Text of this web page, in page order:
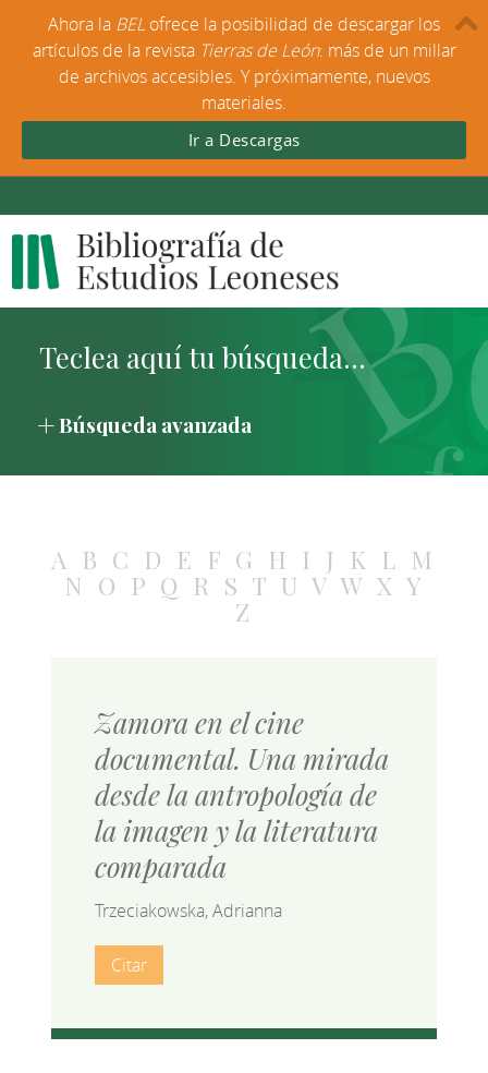
Búsqueda avanzada
A B C D E F G H I J K L M
N O P Q R S T U V W X Y
Z
Zamora en el cine
documental. Una mirada
desde la antropología de
la imagen y la literatura
comparada
Trzeciakowska, Adrianna
Citar
Ahora la BEL ofrece la posibilidad de descargar los
artículos de la revista Tierras de León: más de un millar
de archivos accesibles. Y próximamente, nuevos
materiales.
Ir a Descargas